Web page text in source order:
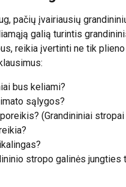
pačių įvairiausių
galią turintis
reikia įvertinti ne tik
bus keliami?
sąlygos?
(Grandininiai
stropo galinės